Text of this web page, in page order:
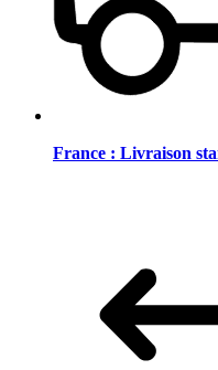
France : Livraison